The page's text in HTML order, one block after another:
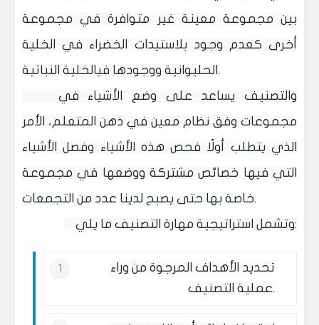
بين مجموعة معينة غير متوافرة في مجموعة
أخرى كعدم وجود بلاستيدات الخضراء في الخلية
الحليوانية ووجودها فيالخلية النباتية.
والتصنيف يساعد على وضع الأشياء في
مجموعات وفق نظام معين في ذهن المتعلم، الأمر
الذي يتطلب أولًا فحص هذه الأشياء وفصل الأشياء
التي فيها خصائص مشتركة ووضعها في مجموعة
خاصة بها حتى يصبح لدينا عدد من التجمعات.
وتشمل استراتيجية مهارة التصنيف ما يلي:
تحديد الأهداف المرجوة من وراء
عملية التصنيف.